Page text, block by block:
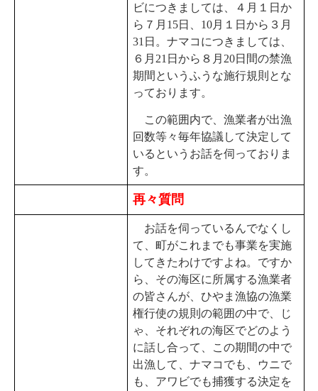
ビにつきましては、４月１日か
ら７月15日、10月１日から３月
31日。ナマコにつきましては、
６月21日から８月20日間の禁漁
期間というふうな施行規則とな
っております。
この範囲内で、漁業者が出漁
回数等々毎年協議して決定して
いるというお話を伺っておりま
す。
再々質問
お話を伺っているんでなくし
て、町がこれまでも事業を実施
してきたわけですよね。ですか
ら、その海区に所属する漁業者
の皆さんが、ひやま漁協の漁業
権行使の規則の範囲の中で、じ
ゃ、それぞれの海区でどのよう
に話し合って、この期間の中で
出漁して、ナマコでも、ウニで
も、アワビでも捕獲する決定を